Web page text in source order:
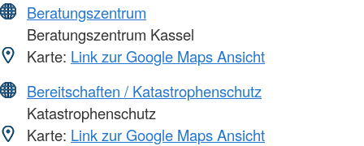
Beratungszentrum
Beratungszentrum Kassel
Karte: Link zur Google Maps Ansicht
Bereitschaften / Katastrophenschutz
Katastrophenschutz
Karte: Link zur Google Maps Ansicht